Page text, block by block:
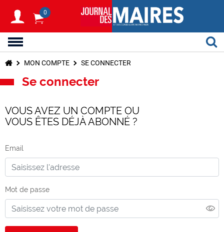
0
MON COMPTE SE CONNECTER
Se connecter
VOUS AVEZ UN COMPTE OU
VOUS ÊTES DÉJÀ ABONNÉ ?
Email
Mot de passe